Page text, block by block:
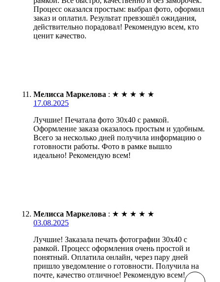
Процесс оказался простым: выбрал фото, оформил
заказ и оплатил. Результат превзошёл ожидания,
действительно порадовал! Рекомендую всем, кто
ценит качество.
Мелисса Маркелова : ★ ★ ★ ★ ★
17.08.2025
Лучшие! Печатала фото 30х40 с рамкой.
Оформление заказа оказалось простым и удобным.
Всего за несколько дней получила информацию о
готовности работы. Фото в рамке вышло
идеально! Рекомендую всем!
Мелисса Маркелова : ★ ★ ★ ★ ★
03.08.2025
Лучшие! Заказала печать фотографии 30х40 с
рамкой. Процесс оформления очень простой и
понятный. Оплатила онлайн, через пару дней
пришло уведомление о готовности. Получила на
почте, качество отличное! Рекомендую всем!